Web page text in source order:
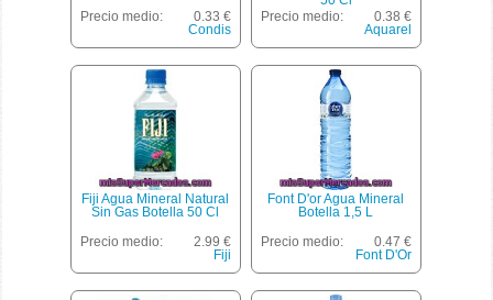
Precio medio:
0.33 €
Condis
Precio medio:
0.38 €
Aquarel
Fiji Agua Mineral Natural
Sin Gas Botella 50 Cl
Precio medio:
2.99 €
Fiji
Font D'or Agua Mineral
Botella 1,5 L
Precio medio:
0.47 €
Font D'Or